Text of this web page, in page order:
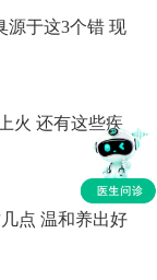
源于这3个错 现
火 还有这些疾
点 温和养出好